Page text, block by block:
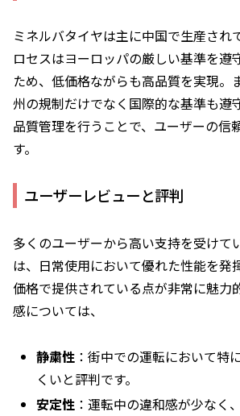
ミネルバタイヤは主に中国で生産され
ロセスはヨーロッパの厳しい基準を遵
ため、低価格ながらも高品質を実現。
州の規制だけでなく国際的な基準も遵
品質管理を行うことで、ユーザーの信
す。
ユーザーレビューと評判
多くのユーザーから高い支持を受けて
は、日常使用において優れた性能を発
価格で提供されている点が非常に魅力
感については、
静粛性 ：街中での運転において特
くいと評判です。
安定性 ：運転中の違和感が少なく